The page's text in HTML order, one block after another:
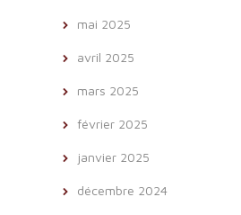
mai 2025
avril 2025
mars 2025
février 2025
janvier 2025
décembre 2024